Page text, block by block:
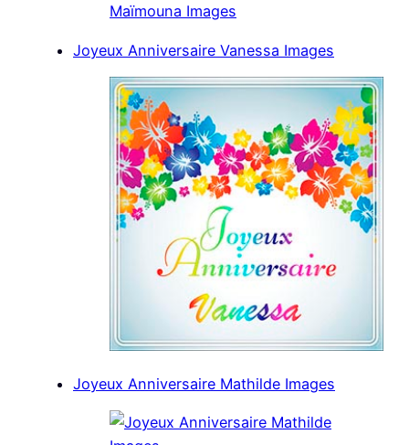
Joyeux Anniversaire Vanessa Images
Joyeux Anniversaire Mathilde Images